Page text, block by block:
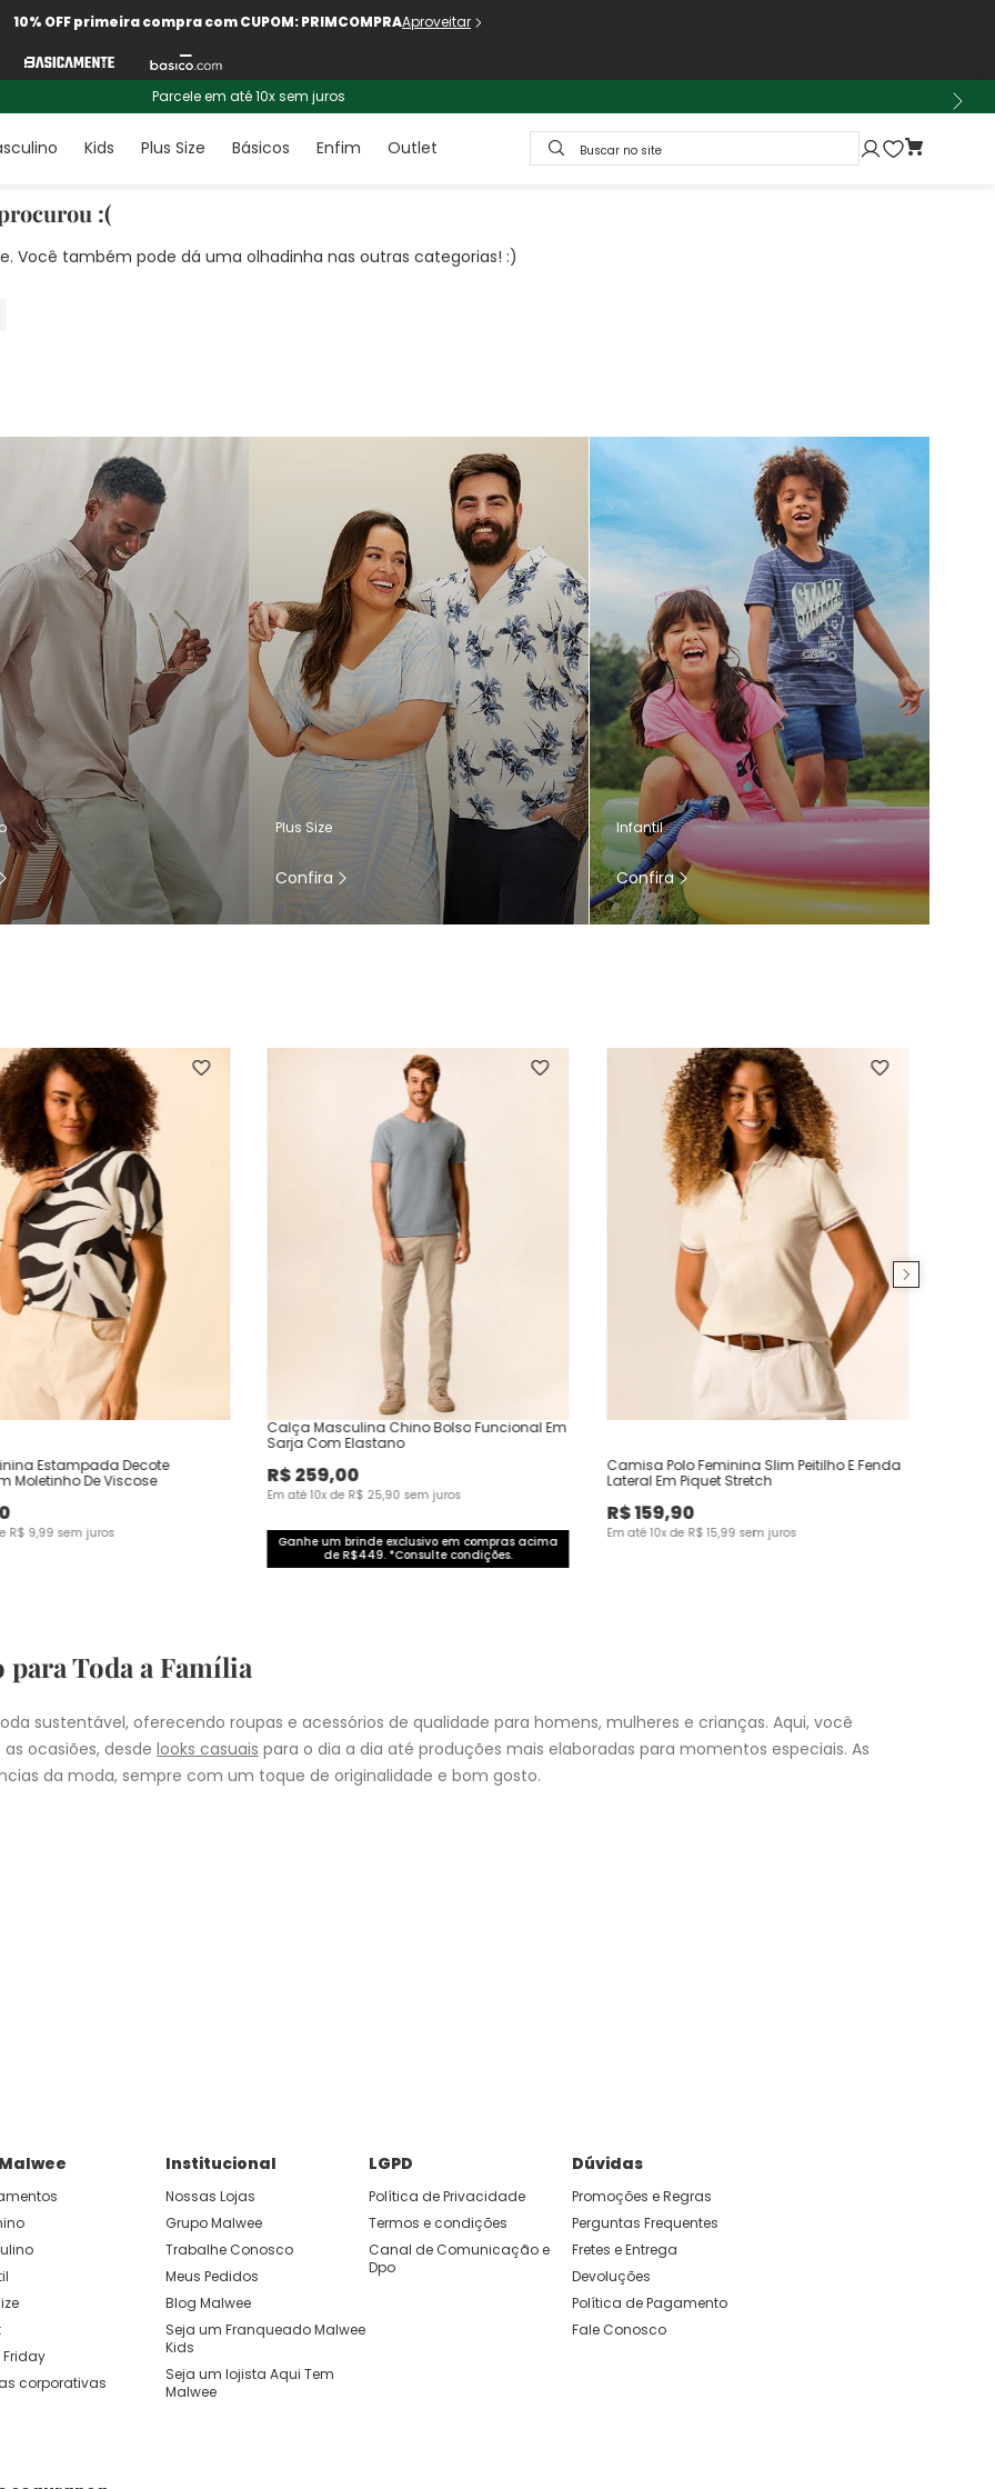
10% OFF primeira compra com CUPOM: PRIMCOMPRAAproveitar
Parcele em até 10x sem juros
Kids Plus Size Básicos Enfim Outlet Buscar no site
:(
Você também pode dá uma olhadinha nas outras categorias! :)
Plus Size
Confira
Infantil
Confira
Estampada Decote
Moletinho De Viscose
R$ 9,99 sem juros
Calça Masculina Chino Bolso Funcional Em
Sarja Com Elastano
R$259,00
Em até10x de R$ 25,90 sem juros
Ganhe um brinde exclusivo em compras acima
de R$449. *Consulte condições.
Camisa Polo Feminina Slim Peitilho E Fenda
Lateral Em Piquet Stretch
R$159,90
Em até10x de R$ 15,99 sem juros
para Toda a Família
sustentável, oferecendo roupas e acessórios de qualidade para homens, mulheres e crianças. Aqui, você
ocasiões, desde looks casuais para o dia a dia até produções mais elaboradas para momentos especiais. As
da moda, sempre com um toque de originalidade e bom gosto.
corporativas
Institucional
Nossas Lojas
Grupo Malwee
Trabalhe Conosco
Meus Pedidos
Blog Malwee
Seja um Franqueado Malwee
Kids
Seja um lojista Aqui Tem
Malwee
LGPD
Política de Privacidade
Termos e condições
Canal de Comunicação e
Dpo
Dúvidas
Promoções e Regras
Perguntas Frequentes
Fretes e Entrega
Devoluções
Política de Pagamento
Fale Conosco